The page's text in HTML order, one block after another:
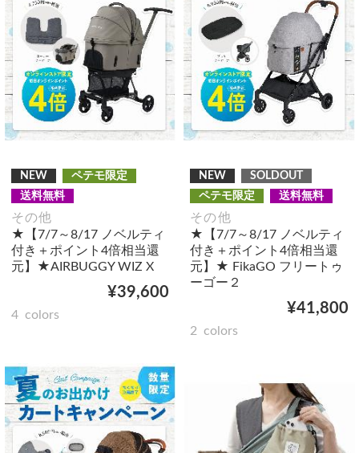
NEW
ペテモ限定
送料無料
その他
★【7/7～8/17 ノベルティ
付き＋ポイント4倍相当還
元】★AIRBUGGY WIZ X
¥39,600
4 colors
NEW
SOLDOUT
ペテモ限定
送料無料
その他
★【7/7～8/17 ノベルティ
付き＋ポイント4倍相当還
元】★ FikaGO フリートゥ
ーゴー２
¥41,800
2 colors